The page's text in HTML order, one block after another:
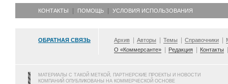
КОНТАКТЫ ПОМОЩЬ УСЛОВИЯ ИСПОЛЬЗОВАНИЯ
ОБРАТНАЯ СВЯЗЬ Архив Авторы Темы Справочники
О «Коммерсанте»
Редакция Контакты
МАТЕРИАЛЫ С ТАКОЙ МЕТКОЙ, ПАРТНЕРСКИЕ ПРОЕКТЫ И НОВОСТИ
КОМПАНИЙ ОПУБЛИКОВАНЫ НА КОММЕРЧЕСКОЙ ОСНОВЕ